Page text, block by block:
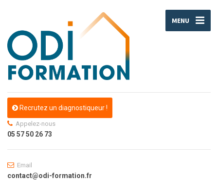
MENU
Recrutez un diagnostiqueur !
Appelez-nous
05 57 50 26 73
Email
contact@odi-formation.fr